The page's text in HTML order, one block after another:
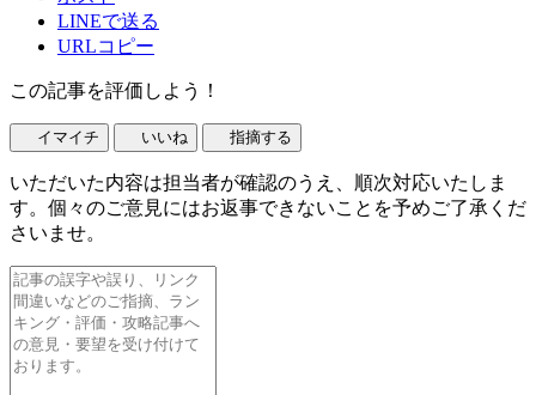
LINEで送る
URLコピー
この記事を評価しよう！
イマイチ いいね 指摘する
いただいた内容は担当者が確認のうえ、順次対応いたしま
す。個々のご意見にはお返事できないことを予めご了承くだ
さいませ。